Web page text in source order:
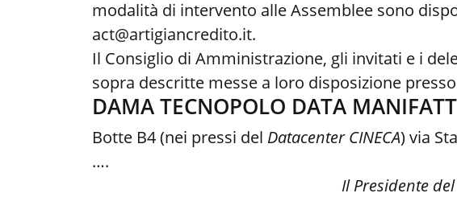
modalità di intervento alle Assemblee sono
act@artigiancredito.it.
Il Consiglio di Amministrazione, gli invitati e i
sopra descritte messe a loro disposizione presso
DAMA TECNOPOLO DATA
Botte B4 (nei pressi del Datacenter CINECA) via
….
Il Presidente